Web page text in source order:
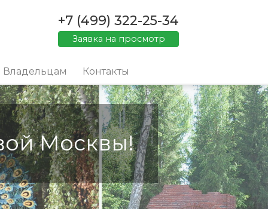
+7 (499) 322-25-34
Заявка на просмотр
Владельцам Контакты
Москвы!